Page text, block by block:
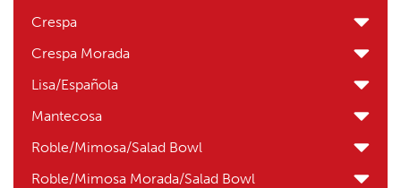
Crespa
Crespa Morada
Lisa/Española
Mantecosa
Roble/Mimosa/Salad Bowl
Roble/Mimosa Morada/Salad Bowl